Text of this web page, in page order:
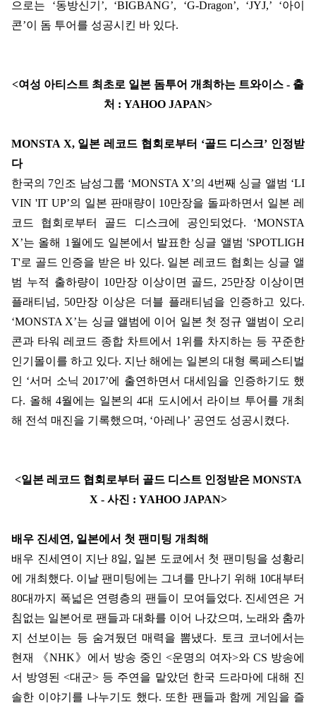
으로는 ‘동방신기 ’, ‘BIGBANG’, ‘G-Dragon’, ‘JYJ,’ ‘아이
콘’이 돔 투어를 성공시킨 바 있다.
<여성 아티스트 최초로 일본 돔투어 개최하는 트와이스 - 출
처 : YAHOO JAPAN>
MONSTA X, 일본 레코드 협회로부터 ‘골드 디스크’ 인정받
다
한국의 7인조 남성그룹 ‘MONSTA X’의 4번째 싱글 앨범 ‘LI
VIN 'IT UP’의 일본 판매량이 10만장을 돌파하면서 일본 레
코드 협회로부터 골드 디스크에 공인되었다. ‘MONSTA
X’는 올해 1 월에도 일본에서 발표한 싱글 앨범'SPOTLIGH
T'로 골드 인증을 받은 바 있다. 일본 레코드 협회는 싱글 앨
범 누적 출하량이 10만장 이상이면 골드, 25만장 이상이면
플래티넘, 50만장 이상은 더블 플래티넘을 인증하고 있다.
‘MONSTA X’는 싱글 앨범에 이어 일본 첫 정규 앨범이 오리
콘과 타워 레코드 종합 차트에서 1 위를 차지하는 등 꾸준한
인기몰이를 하고 있다. 지난 해에는 일본의 대형 록페스티벌
인 ‘서머 소닉 2017’에 출연하면서 대세임을 인증하기도 했
다. 올해 4월에는 일본의 4대 도시에서 라이브 투어를 개최
해 전석 매진을 기록했으며 , ‘아레나’ 공연도 성공시켰다.
<일본 레코드 협회로부터 골드 디스트 인정받은 MONSTA
X - 사진 : YAHOO JAPAN>
배우 진세연, 일본에서 첫 팬미팅 개최해
배우 진세연이 지난 8일, 일본 도쿄에서 첫 팬미팅을 성황리
에 개최했다. 이날 팬미팅에는 그녀를 만나기 위해 10대부터
80대까지 폭넓은 연령층의 팬들이 모여들었다. 진세연은 거
침없는 일본어로 팬들과 대화를 이어 나갔으며 , 노래와 춤까
지 선보이는 등 숨겨뒀던 매력을 뽐냈다.
토크 코너에서는
현재
《NHK》 에서 방송 중인 <운명의 여자>와 CS 방송에
서 방영된<대군> 등 주연을 맡았던 한국 드라마에 대해 진
솔한 이야기를 나누기도 했다. 또한 팬들과 함께 게임을 즐